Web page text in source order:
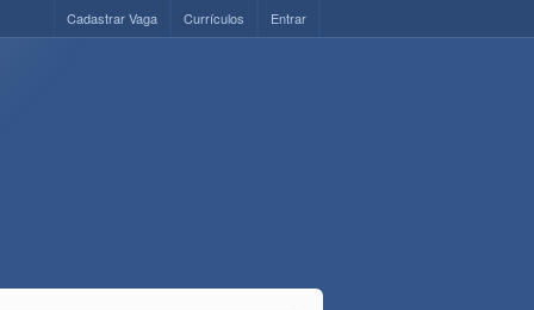
Entrar
Currículos
Cadastrar Vaga